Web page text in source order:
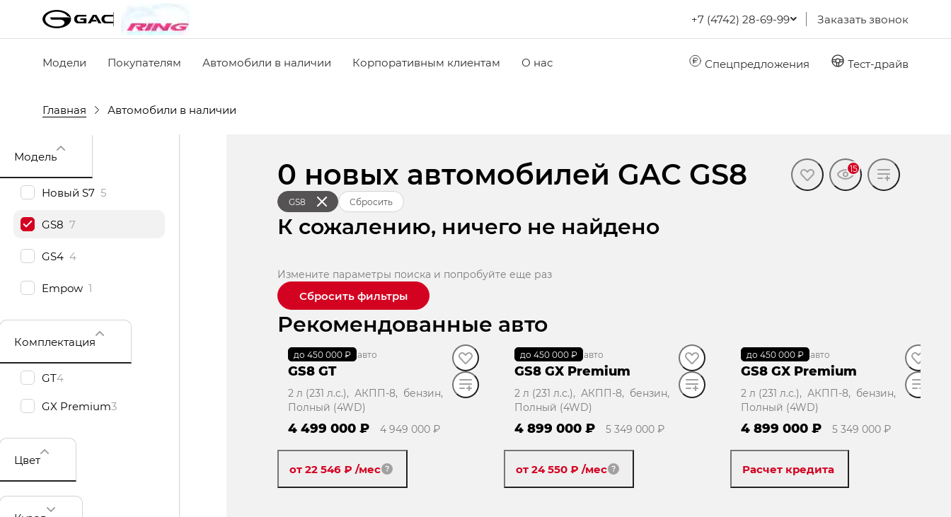
+7 (4742) 28-69-99 Заказать звонок
Модели Покупателям Автомобили в наличии Корпоративным клиентам О нас Спецпредложения Тест-драйв
Главная Автомобили в наличии
Модель
Новый S7 5
GS8 7
GS4 4
Empow 1
Комплектация
GT4
GX Premium3
Цвет
0 новых автомобилей GAC GS8 15
GS8 Сбросить
К сожалению, ничего не найдено
Измените параметры поиска и попробуйте еще раз
Сбросить фильтры
Рекомендованные авто
до 450 000 ₽
В наличии· авто
GS8 GT
2 л (231 л.с.), АКПП-8, бензин,
Полный (4WD)
4 499 000 ₽ 4 949 000 ₽
от 22 546 ₽ /мес
до 450 000 ₽
В наличии· авто
GS8 GX Premium
2 л (231 л.с.), АКПП-8, бензин,
Полный (4WD)
4 899 000 ₽ 5 349 000 ₽
от 24 550 ₽ /мес
до 450 000 ₽
В наличии· авто
GS8 GX Premium
2 л (231 л.с.), АКПП-8, бензин,
Полный (4WD)
4 899 000 ₽ 5 349 000 ₽
Расчет кредита